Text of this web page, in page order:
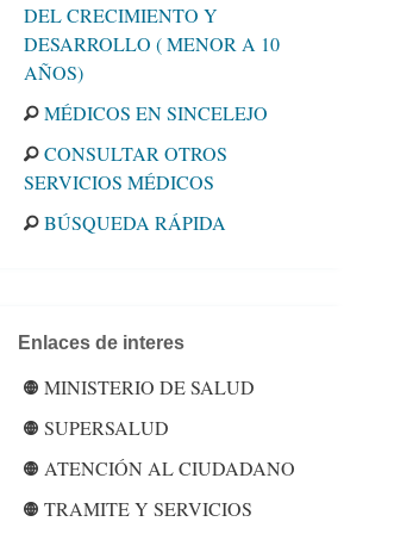
DEL CRECIMIENTO Y
DESARROLLO ( MENOR A 10
AÑOS)
MÉDICOS EN SINCELEJO
CONSULTAR OTROS
SERVICIOS MÉDICOS
BÚSQUEDA RÁPIDA
Enlaces de interes
MINISTERIO DE SALUD
SUPERSALUD
ATENCIÓN AL CIUDADANO
TRAMITE Y SERVICIOS